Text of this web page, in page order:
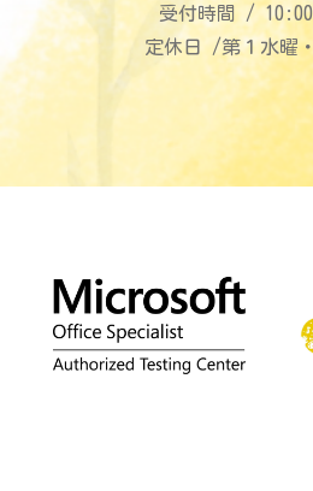
受付時間 / 10:00
定休日 /第１水曜